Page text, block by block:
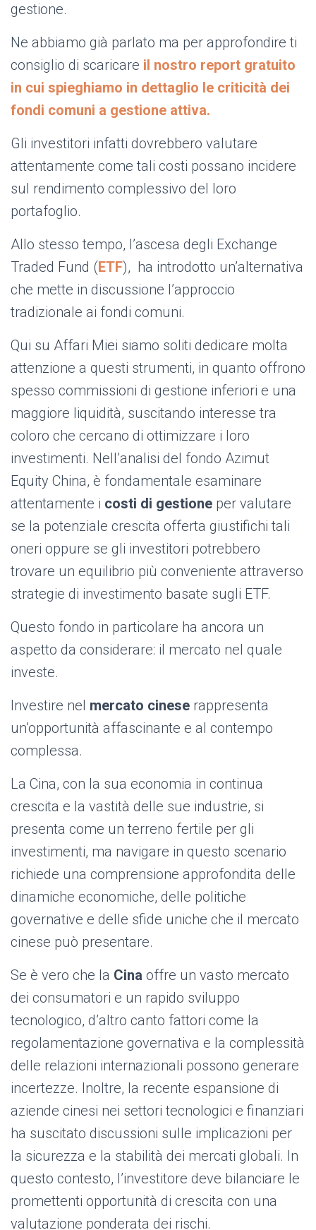
gestione.
Ne abbiamo già parlato ma per approfondire ti
consiglio di scaricare il nostro report gratuito
in cui spieghiamo in dettaglio le criticità dei
fondi comuni a gestione attiva.
Gli investitori infatti dovrebbero valutare
attentamente come tali costi possano incidere
sul rendimento complessivo del loro
portafoglio.
Allo stesso tempo, l’ascesa degli Exchange
Traded Fund (ETF), ha introdotto un’alternativa
che mette in discussione l’approccio
tradizionale ai fondi comuni.
Qui su Affari Miei siamo soliti dedicare molta
attenzione a questi strumenti, in quanto offrono
spesso commissioni di gestione inferiori e una
maggiore liquidità, suscitando interesse tra
coloro che cercano di ottimizzare i loro
investimenti. Nell’analisi del fondo Azimut
Equity China, è fondamentale esaminare
attentamente i costi di gestione per valutare
se la potenziale crescita offerta giustifichi tali
oneri oppure se gli investitori potrebbero
trovare un equilibrio più conveniente attraverso
strategie di investimento basate sugli ETF.
Questo fondo in particolare ha ancora un
aspetto da considerare: il mercato nel quale
investe.
Investire nel mercato cinese rappresenta
un’opportunità affascinante e al contempo
complessa.
La Cina, con la sua economia in continua
crescita e la vastità delle sue industrie, si
presenta come un terreno fertile per gli
investimenti, ma navigare in questo scenario
richiede una comprensione approfondita delle
dinamiche economiche, delle politiche
governative e delle sfide uniche che il mercato
cinese può presentare.
Se è vero che la Cina offre un vasto mercato
dei consumatori e un rapido sviluppo
tecnologico, d’altro canto fattori come la
regolamentazione governativa e la complessità
delle relazioni internazionali possono generare
incertezze. Inoltre, la recente espansione di
aziende cinesi nei settori tecnologici e finanziari
ha suscitato discussioni sulle implicazioni per
la sicurezza e la stabilità dei mercati globali. In
questo contesto, l’investitore deve bilanciare le
promettenti opportunità di crescita con una
valutazione ponderata dei rischi.